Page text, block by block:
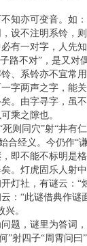
知亦可变音。如
设不注明系铃，
有一对字，人先
路不对”，是又对
、系铃亦不宜常
字两声之字，能
。由字寻字，虽
乘之隙也。
则同穴”射“井有
合经义。今仍作“
即不能不标明是
。灯虎固乐人射
灯社，有谜云：“
：“此谜借典作
。
题，谜里为答词
”射四子“周霄问